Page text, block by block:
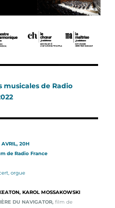
musicales de Radio
AVRIL, 20H
de Radio France
orgue
KAROL MOSSAKOWSKI
DU NAVIGATOR,film de